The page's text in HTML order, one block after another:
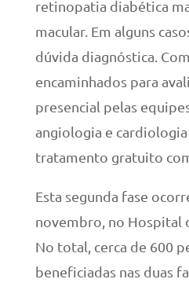
retinopatia diabética
macular. Em alguns
dúvida diagnóstica.
encaminhados para
presencial pelas
angiologia e
tratamento gratuito
Esta segunda fase
novembro, no Hospital
No total, cerca de 600
beneficiadas nas duas